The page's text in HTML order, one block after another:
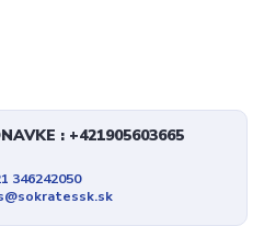
: +421905603665
346242050